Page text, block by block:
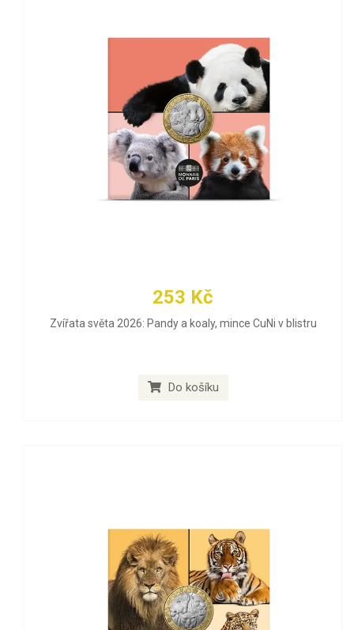
253 Kč
Zvířata světa 2026: Pandy a koaly, mince CuNi v blistru
Do košíku